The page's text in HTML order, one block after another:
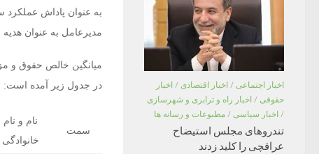
مدیرعامل به عنوان
در جدول زیر آمده است:
سمت
نام و نام
خانوادگی
اخبار اجتماعی / اخبار اقتصادی / اخبار
حقوقی / اخبار راه و ترابری و شهرسازی
/ اخبار سیاسی / مطبوعات و رسانه ها
تندروهای مجلس استیضاح
عراقچی را کلید زدند